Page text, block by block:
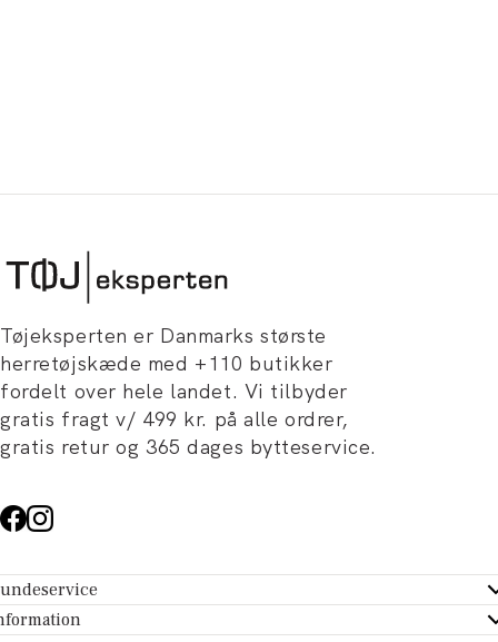
Tøjeksperten er Danmarks største
herretøjskæde med +110 butikker
fordelt over hele landet. Vi tilbyder
gratis fragt v/ 499 kr. på alle ordrer,
gratis retur og 365 dages bytteservice.
- Hjælpecenter